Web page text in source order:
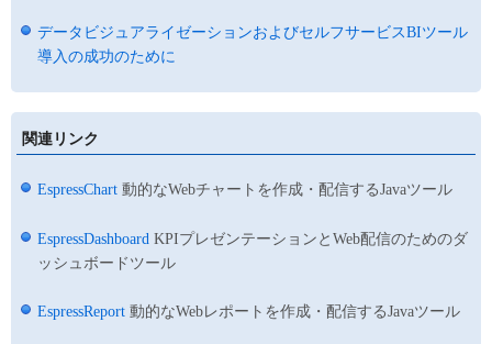
データビジュアライゼーションおよびセルフサービスBIツール
導入の成功のために
関連リンク
EspressChart 動的なWebチャートを作成・配信するJavaツール
EspressDashboard KPIプレゼンテーションとWeb配信のためのダ
ッシュボードツール
EspressReport 動的なWebレポートを作成・配信するJavaツール